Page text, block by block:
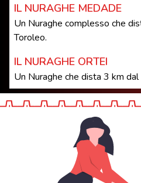
IL NURAGHE MEDADE
Un Nuraghe complesso che
Toroleo.
IL NURAGHE ORTEI
Un Nuraghe che dista 3 km